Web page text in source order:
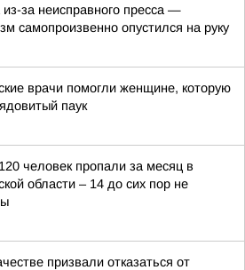
из-за неисправного пресса —
самопроизвенно опустился на руку
врачи помогли женщине, которую
паук
человек пропали за месяц в
области – 14 до сих пор не
призвали отказаться от